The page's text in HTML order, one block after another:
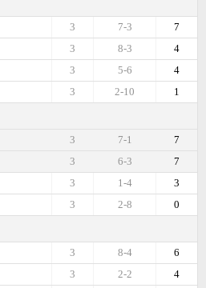
7
7-3
3
4
8-3
3
4
5-6
3
1
2-10
3
7
7-1
3
7
6-3
3
3
1-4
3
0
2-8
3
6
8-4
3
4
2-2
3